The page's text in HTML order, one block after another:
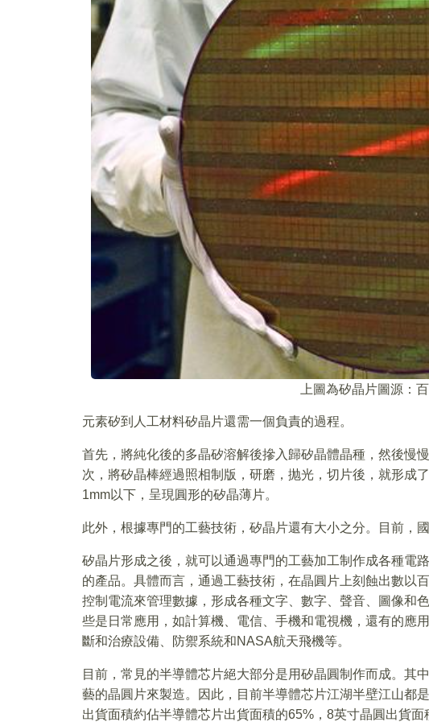
上圖為矽晶片圖源：
元素矽到人工材料矽晶片還需一個負責的過程。
首先，將純化後的多晶矽溶解後摻入歸矽晶體晶種，然後慢
次，將矽晶棒經過照相制版，研磨，抛光，切片後，就形成
1mm以下，呈現圓形的矽晶薄片。
此外，根據專門的工藝技術，矽晶片還有大小之分。目前，
矽晶片形成之後，就可以通過專門的工藝加工制作成各種電
的產品。具體而言，通過工藝技術，在晶圓片上刻蝕出數以
控制電流來管理數據，形成各種文字、數字、聲音、圖像和
些是日常應用，如計算機、電信、手機和電視機，還有的應
斷和治療設備、防禦系統和NASA航天飛機等。
目前，常見的半導體芯片絕大部分是用矽晶圓制作而成。其
藝的晶圓片來製造。因此，目前半導體芯片江湖半壁江山都
出貨面積約佔半導體芯片出貨面積的65%，8英寸晶圓出貨